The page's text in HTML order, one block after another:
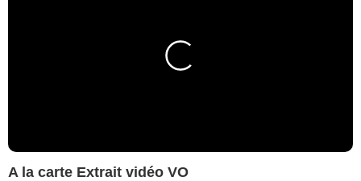
A la carte Extrait vidéo VO